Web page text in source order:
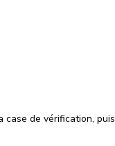
case de vérification, puis